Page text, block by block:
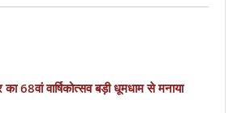
का 68वां वार्षिकोत्सव बड़ी धूमधाम से मनाया